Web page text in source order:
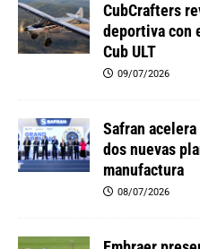
CubCrafters
deportiva con
Cub ULT
09/07/2026
Safran
dos nuevas
manufactura
08/07/2026